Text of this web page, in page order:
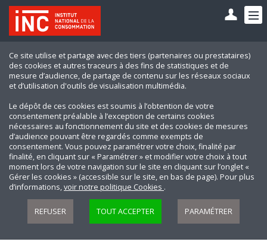
Ce site utilise et partage avec des tiers (partenaires ou prestataires)
des cookies et autres traceurs à des fins de statistiques et de
mesure d’audience, de partage de contenu sur les réseaux sociaux
et d’utilisation d'outils de visualisation multimédia.
Le dépôt de ces cookies est soumis à l’obtention de votre
consentement préalable à l’exception de certains cookies
nécessaires au fonctionnement du site et des cookies de mesures
d’audience pouvant être regardés comme exempts de
consentement. Vous pouvez paramétrer votre choix, finalité par
finalité, en cliquant sur « Paramétrer » et modifier votre choix à tout
moment lors de votre navigation sur le site en cliquant sur l’onglet «
Gérer les cookies » (accessible sur le site, en bas de page). Pour plus
d’informations,voir notre politique Cookies .
REFUSER TOUT ACCEPTER PARAMÉTRER